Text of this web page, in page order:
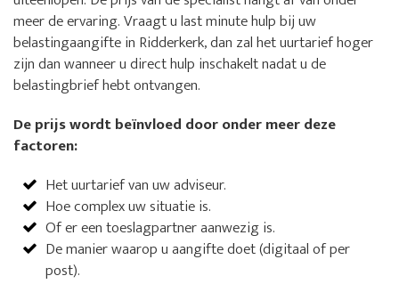
meer de ervaring. Vraagt u last minute hulp bij uw
belastingaangifte in Ridderkerk, dan zal het uurtarief hoger
zijn dan wanneer u direct hulp inschakelt nadat u de
belastingbrief hebt ontvangen.
De prijs wordt beïnvloed door onder meer deze
factoren:
Het uurtarief van uw adviseur.
Hoe complex uw situatie is.
Of er een toeslagpartner aanwezig is.
De manier waarop u aangifte doet (digitaal of per
post).